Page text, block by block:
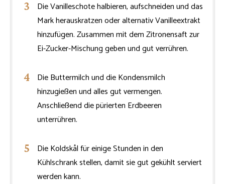
Die Vanilleschote halbieren, aufschneiden und das
Mark herauskratzen oder alternativ Vanilleextrakt
hinzufügen. Zusammen mit dem Zitronensaft zur
Ei-Zucker-Mischung geben und gut verrühren.
Die Buttermilch und die Kondensmilch
hinzugießen und alles gut vermengen.
Anschließend die pürierten Erdbeeren
unterrühren.
Die Koldskål für einige Stunden in den
Kühlschrank stellen, damit sie gut gekühlt serviert
werden kann.